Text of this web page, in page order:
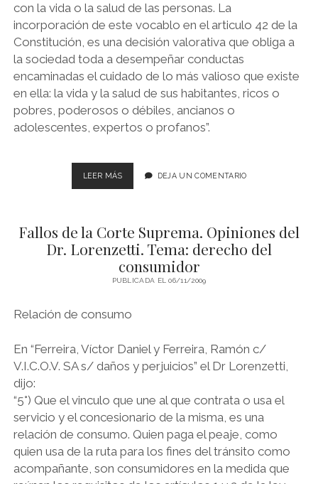
con la vida o la salud de las personas. La
incorporación de este vocablo en el articulo 42 de la
Constitución, es una decisión valorativa que obliga a
la sociedad toda a desempeñar conductas
encaminadas el cuidado de lo más valioso que existe
en ella: la vida y la salud de sus habitantes, ricos o
pobres, poderosos o débiles, ancianos o
adolescentes, expertos o profanos”.
LEER MÁSFALLOS
DE
SUPREMA.
OPINIONES
DEL
DR.
LORENZETTI.
SEGURIDAD
DEJA UN COMENTARIO
Fallos de la Corte Suprema. Opiniones del
Dr. Lorenzetti. Tema: derecho del
consumidor
PUBLICADA EL 06/11/2009
Relación de consumo
En “Ferreira, Víctor Daniel y Ferreira, Ramón c/
V.I.C.O.V. SA s/ daños y perjuicios” el Dr Lorenzetti,
dijo:
“5°) Que el vinculo que une al que contrata o usa el
servicio y el concesionario de la misma, es una
relación de consumo. Quien paga el peaje, como
quien usa de la ruta para los fines del tránsito como
acompañante, son consumidores en la medida que